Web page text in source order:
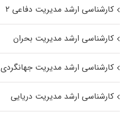
کارشناسی ارشد مدیریت دفاعی ۲
کارشناسی ارشد مدیریت بحران
کارشناسی ارشد مدیریت جهانگردی
کارشناسی ارشد مدیریت دریایی